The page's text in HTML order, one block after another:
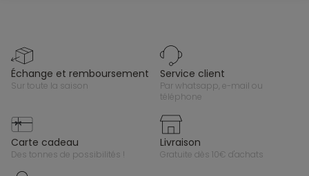
échange et remboursement
sur toute la saison
service client
par whatsapp, e-mail ou
téléphone
carte cadeau
des tonnes de possibilités !
livraison
gratuite dès 10€ d'achats